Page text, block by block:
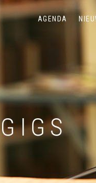
AGENDA
GIGS